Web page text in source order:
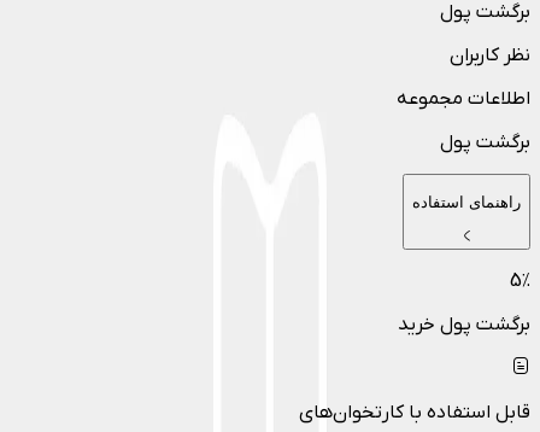
برگشت پول
نظر کاربران
اطلاعات مجموعه
برگشت پول
راهنمای استفاده
5٪
برگشت پول خرید
قابل استفاده با کارتخوان‌های